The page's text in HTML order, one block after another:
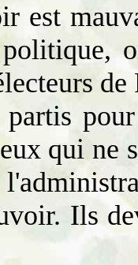
est
politique,
partis
qui ne
Ils